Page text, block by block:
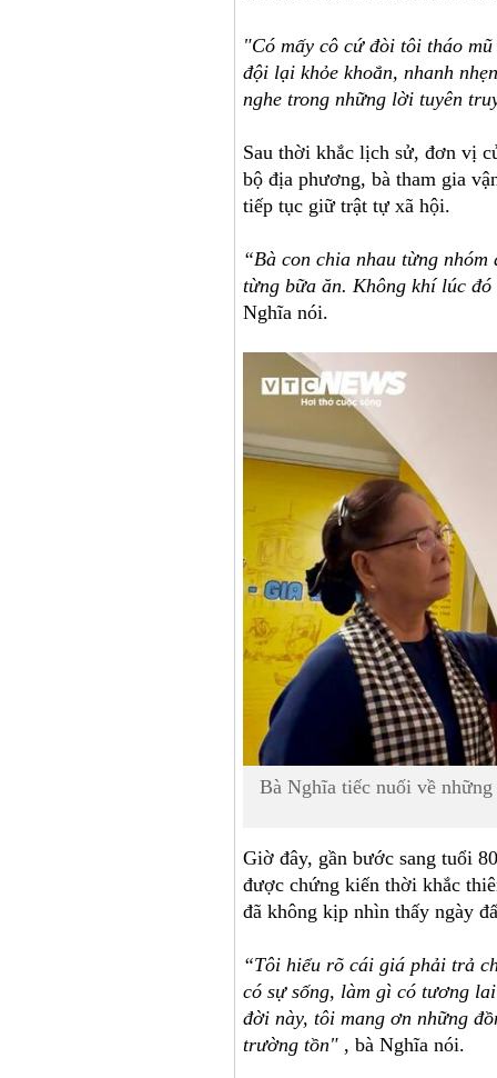
"Có mấy cô cứ đòi tôi tháo
đội lại khỏe khoắn, nhanh
nghe trong những lời tuyên
Sau thời khắc lịch sử, đơn vị
bộ địa phương, bà tham gia
tiếp tục giữ trật tự xã hội.
“Bà con chia nhau từng
từng bữa ăn. Không khí lúc
Nghĩa nói.
Bà Nghĩa tiếc nuối về
Giờ đây, gần bước sang tuổi
được chứng kiến thời khắc
đã không kịp nhìn thấy ngày
“Tôi hiểu rõ cái giá phải trả
có sự sống, làm gì có tương
đời này, tôi mang ơn những
trường tồn" , bà Nghĩa nói.